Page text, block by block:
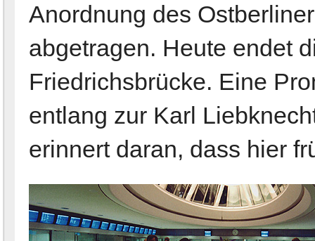
Anordnung des
abgetragen. Heute endet
Friedrichsbrücke. Eine
entlang zur Karl
erinnert daran, dass hier